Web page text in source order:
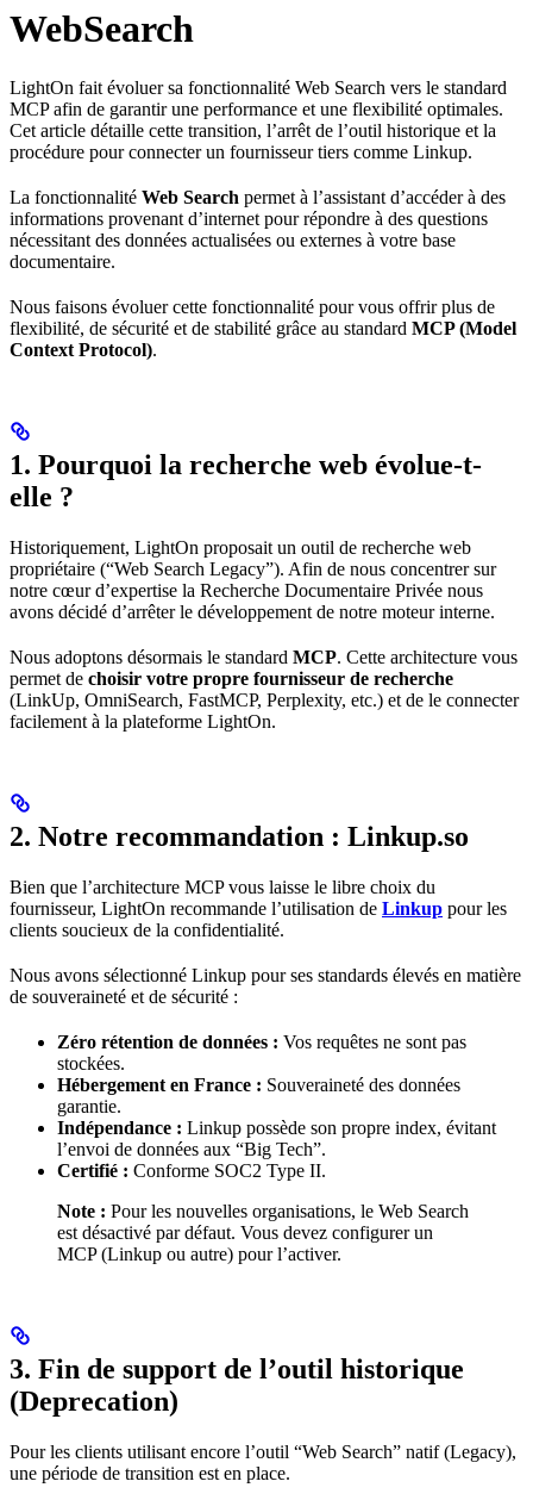
WebSearch
LightOn fait évoluer sa fonctionnalité Web Search vers le standard
MCP afin de garantir une performance et une flexibilité optimales.
Cet article détaille cette transition, l’arrêt de l’outil historique et la
procédure pour connecter un fournisseur tiers comme Linkup.
La fonctionnalité Web Search permet à l’assistant d’accéder à des
informations provenant d’internet pour répondre à des questions
nécessitant des données actualisées ou externes à votre base
documentaire.
Nous faisons évoluer cette fonctionnalité pour vous offrir plus de
flexibilité, de sécurité et de stabilité grâce au standard MCP (Model
Context Protocol).
1. Pourquoi la recherche web évolue-t-
elle ?
Historiquement, LightOn proposait un outil de recherche web
propriétaire (“Web Search Legacy”). Afin de nous concentrer sur
notre cœur d’expertise la Recherche Documentaire Privée nous
avons décidé d’arrêter le développement de notre moteur interne.
Nous adoptons désormais le standard MCP. Cette architecture vous
permet de choisir votre propre fournisseur de recherche
(LinkUp, OmniSearch, FastMCP, Perplexity, etc.) et de le connecter
facilement à la plateforme LightOn.
2. Notre recommandation : Linkup.so
Bien que l’architecture MCP vous laisse le libre choix du
fournisseur, LightOn recommande l’utilisation de Linkup pour les
clients soucieux de la confidentialité.
Nous avons sélectionné Linkup pour ses standards élevés en matière
de souveraineté et de sécurité :
Zéro rétention de données : Vos requêtes ne sont pas
stockées.
Hébergement en France : Souveraineté des données
garantie.
Indépendance : Linkup possède son propre index, évitant
l’envoi de données aux “Big Tech”.
Certifié : Conforme SOC2 Type II.
Note : Pour les nouvelles organisations, le Web Search
est désactivé par défaut. Vous devez configurer un
MCP (Linkup ou autre) pour l’activer.
3. Fin de support de l’outil historique
(Deprecation)
Pour les clients utilisant encore l’outil “Web Search” natif (Legacy),
une période de transition est en place.